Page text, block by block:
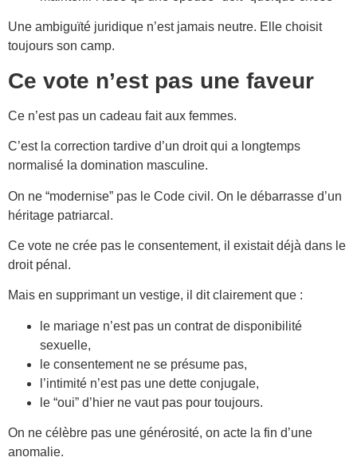
Une ambiguïté juridique n’est jamais neutre. Elle choisit
toujours son camp.
Ce vote n’est pas une faveur
Ce n’est pas un cadeau fait aux femmes.
C’est la correction tardive d’un droit qui a longtemps
normalisé la domination masculine.
On ne “modernise” pas le Code civil. On le débarrasse d’un
héritage patriarcal.
Ce vote ne crée pas le consentement, il existait déjà dans le
droit pénal.
Mais en supprimant un vestige, il dit clairement que :
le mariage n’est pas un contrat de disponibilité
sexuelle,
le consentement ne se présume pas,
l’intimité n’est pas une dette conjugale,
le “oui” d’hier ne vaut pas pour toujours.
On ne célèbre pas une générosité, on acte la fin d’une
anomalie.